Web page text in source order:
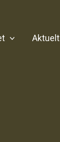
Aktuelt